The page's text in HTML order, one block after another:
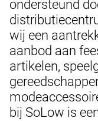
ondersteund
wij een
aanbod aan
artikelen,
bij SoLow is